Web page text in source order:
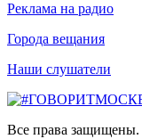
Реклама на радио
Города вещания
Наши слушатели
Все права